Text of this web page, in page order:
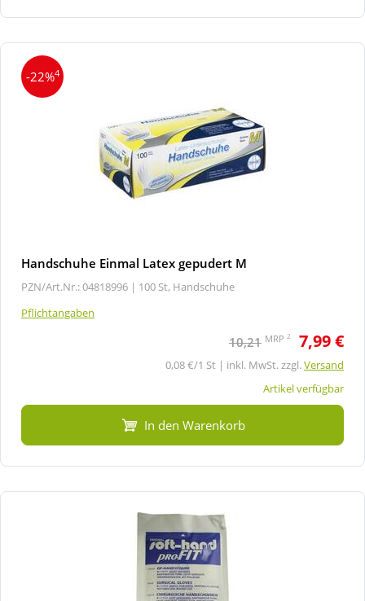
-22%4
Handschuhe Einmal Latex gepudert M
PZN/Art.Nr.: 04818996 | 100 St, Handschuhe
Pflichtangaben
10,21 MRP 2 7,99 €
0,08 €/1 St | inkl. MwSt. zzgl.Versand
Artikel verfügbar
In den Warenkorb